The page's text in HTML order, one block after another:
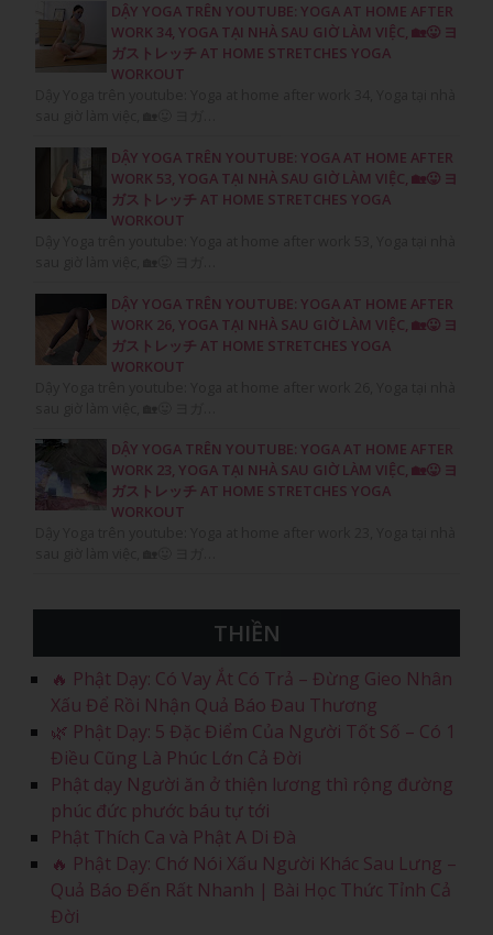
DẬY YOGA TRÊN YOUTUBE: YOGA AT HOME AFTER
WORK 34, YOGA TẠI NHÀ SAU GIỜ LÀM VIỆC, 🏡😛 ヨ
ガストレッチ AT HOME STRETCHES YOGA
WORKOUT
DẬY YOGA TRÊN YOUTUBE: YOGA AT HOME AFTER
WORK 53, YOGA TẠI NHÀ SAU GIỜ LÀM VIỆC, 🏡😛 ヨ
ガストレッチ AT HOME STRETCHES YOGA
WORKOUT
DẬY YOGA TRÊN YOUTUBE: YOGA AT HOME AFTER
WORK 26, YOGA TẠI NHÀ SAU GIỜ LÀM VIỆC, 🏡😛 ヨ
ガストレッチ AT HOME STRETCHES YOGA
WORKOUT
DẬY YOGA TRÊN YOUTUBE: YOGA AT HOME AFTER
WORK 23, YOGA TẠI NHÀ SAU GIỜ LÀM VIỆC, 🏡😛 ヨ
ガストレッチ AT HOME STRETCHES YOGA
WORKOUT
THIỀN
🔥 Phật Dạy: Có Vay Ắt Có Trả – Đừng Gieo Nhân
Xấu Để Rồi Nhận Quả Báo Đau Thương
🌿 Phật Dạy: 5 Đặc Điểm Của Người Tốt Số – Có 1
Điều Cũng Là Phúc Lớn Cả Đời
Phật dạy Người ăn ở thiện lương thì rộng đường
phúc đức phước báu tự tới
Phật Thích Ca và Phật A Di Đà
🔥 Phật Dạy: Chớ Nói Xấu Người Khác Sau Lưng –
Quả Báo Đến Rất Nhanh | Bài Học Thức Tỉnh Cả
Đời